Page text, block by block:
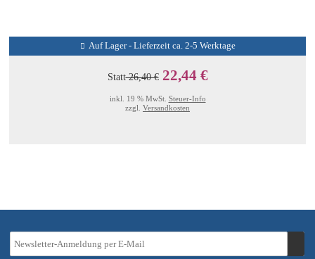
Auf Lager - Lieferzeit ca. 2-5 Werktage
Statt26,40 € 22,44 €
inkl. 19 % MwSt. Steuer-Info
zzgl. Versandkosten